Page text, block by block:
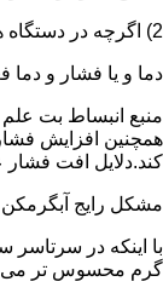
2) اگرچه در دستگاه های حرارتی شیرهای اطمینان با افزایش فشار،
دما و یا فشار و
منبع انبساط بت
همچنین افزایش
کند.دلایل افت فشار
مشکل رایج آبگرمکن
با اینکه در
گرم محسوس تر می